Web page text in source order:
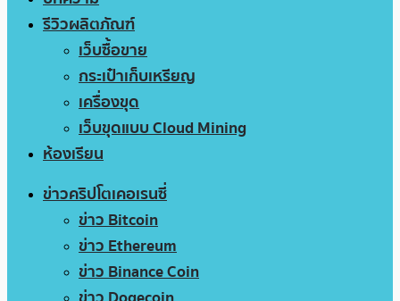
รีวิวผลิตภัณฑ์
เว็บซื้อขาย
กระเป๋าเก็บเหรียญ
เครื่องขุด
เว็บขุดแบบ Cloud Mining
ห้องเรียน
ข่าวคริปโตเคอเรนซี่
ข่าว Bitcoin
ข่าว Ethereum
ข่าว Binance Coin